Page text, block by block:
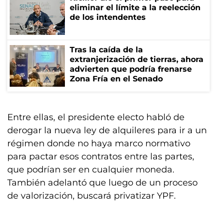
eliminar el límite a la reelección
de los intendentes
Tras la caída de la
extranjerización de tierras, ahora
advierten que podría frenarse
Zona Fría en el Senado
Entre ellas, el presidente electo habló de
derogar la nueva ley de alquileres para ir a un
régimen donde no haya marco normativo
para pactar esos contratos entre las partes,
que podrían ser en cualquier moneda.
También adelantó que luego de un proceso
de valorización, buscará privatizar YPF.